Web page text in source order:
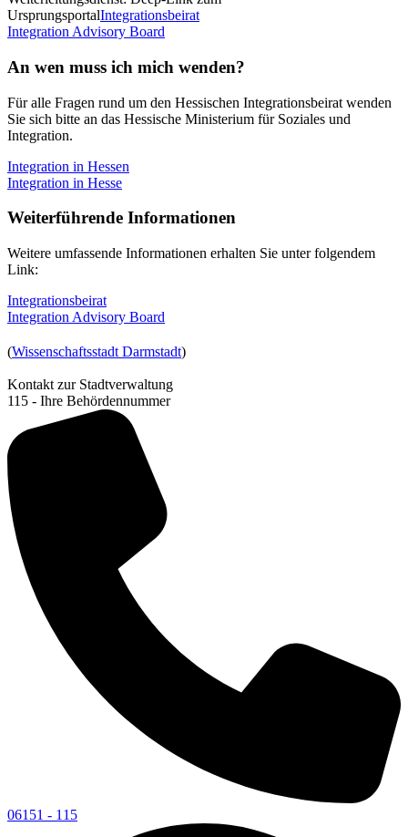
UrsprungsportalIntegrationsbeirat
Integration Advisory Board
An wen muss ich mich wenden?
Für alle Fragen rund um den Hessischen Integrationsbeirat wenden
Sie sich bitte an das Hessische Ministerium für Soziales und
Integration.
Integration in Hessen
Integration in Hesse
Weiterführende Informationen
Weitere umfassende Informationen erhalten Sie unter folgendem
Link:
Integrationsbeirat
Integration Advisory Board
(Wissenschaftsstadt Darmstadt)
Kontakt zur Stadtverwaltung
115 - Ihre Behördennummer
06151 - 115